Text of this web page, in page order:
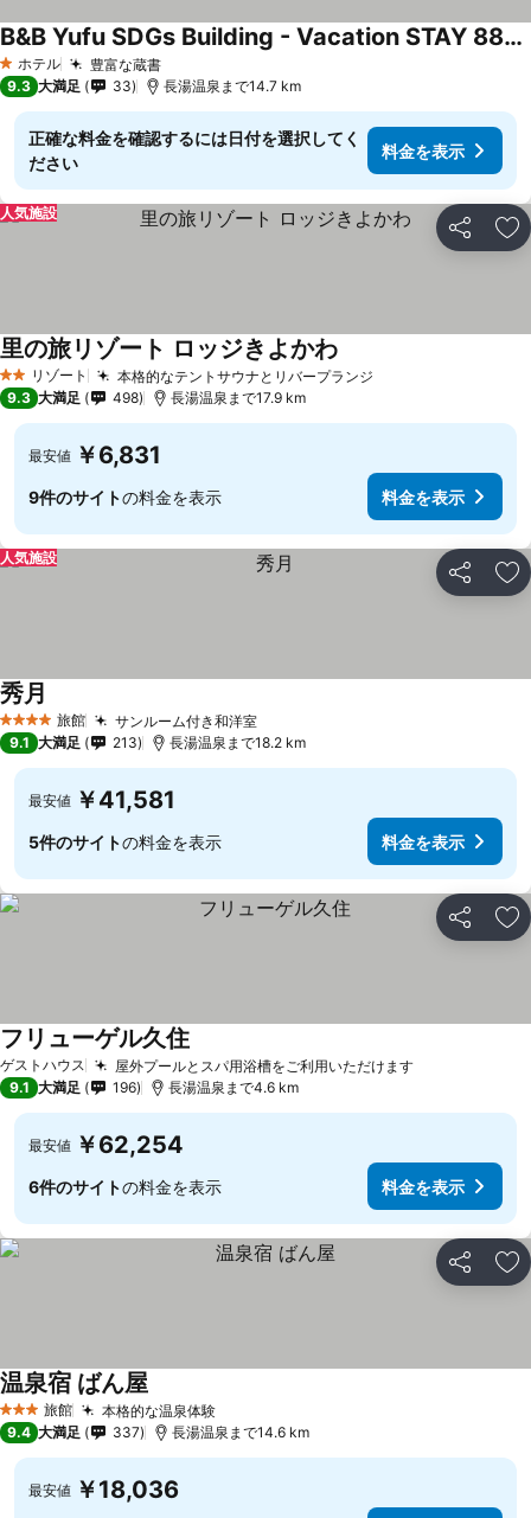
1 ホテルのランク
ホテル 豊富な蔵書料金を表示
B&B Yufu SDGs Building - Vacation STAY 88856v
料金を表示
9.3 大満足 33 長湯温泉まで14.7 km
正確な料金を確認するには日付を選択してく
ださい
料金を表示
シェア お
人気施設
2 ホテルのランク
リゾート 本格的なテントサウナとリバープランジ
里の旅リゾート ロッジきよかわ
9.3 大満足 498 長湯温泉まで17.9 km
最安値 ￥6,831
9件のサイトの料金を表示 料金を表示
シェア お
人気施設
4 ホテルのランク
旅館 サンルーム付き和洋室料金を表示
秀月
9.1 大満足 213 長湯温泉まで18.2 km
最安値 ￥41,581
5件のサイトの料金を表示 料金を表示
シェア お
ゲストハウス 屋外プールとスパ用浴槽をご利用いただけます料金を表示
フリューゲル久住料金を表示
9.1 大満足 196 長湯温泉まで4.6 km
最安値 ￥62,254
6件のサイトの料金を表示 料金を表示
シェア お
3 ホテルのランク
旅館 本格的な温泉体験料金を表示
温泉宿 ばん屋料金を表示
9.4 大満足 337 長湯温泉まで14.6 km
最安値 ￥18,036